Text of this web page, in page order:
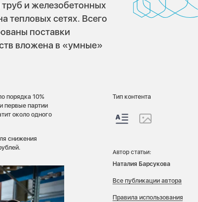
и железобетонных
тепловых сетях. Всего
поставки
вложена в «умные»
порядка 10%
первые партии
около одного
снижения
Тип контента
Автор статьи:
Наталия Барсукова
Все публикации автора
Правила использования